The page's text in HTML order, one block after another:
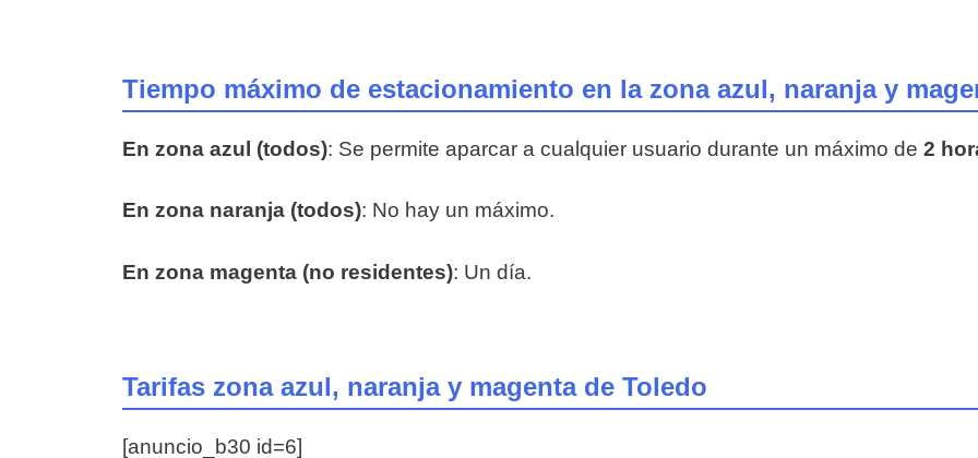
Tiempo máximo de estacionamiento en la zona azul, naranja y
En zona azul (todos): Se permite aparcar a cualquier usuario durante un máximo de 2
En zona naranja (todos): No hay un máximo.
En zona magenta (no residentes): Un día.
Tarifas zona azul, naranja y magenta de Toledo
[anuncio_b30 id=6]